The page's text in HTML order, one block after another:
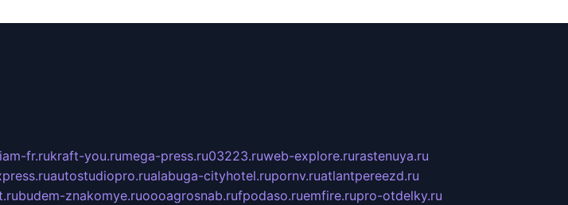
fr.rukraft-you.rumega-press.ru03223.ruweb-explore.rurastenuya.ru
autostudiopro.rualabuga-cityhotel.rupornv.ruatlantpereezd.ru
budem-znakomye.ruoooagrosnab.rufpodaso.ruemfire.rupro-otdelky.ru